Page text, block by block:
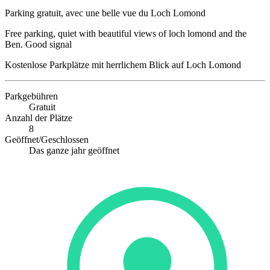
Parking gratuit, avec une belle vue du Loch Lomond
Free parking, quiet with beautiful views of loch lomond and the
Ben. Good signal
Kostenlose Parkplätze mit herrlichem Blick auf Loch Lomond
Parkgebühren
Gratuit
Anzahl der Plätze
8
Geöffnet/Geschlossen
Das ganze jahr geöffnet